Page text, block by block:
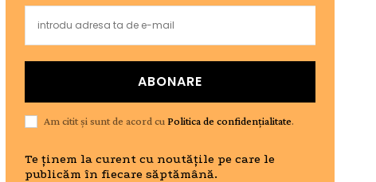
ABONARE
Am citit și sunt de acord cuPolitica de confidențialitate.
Te ținem la curent cu noutățile pe care le
publicăm în fiecare săptămână.